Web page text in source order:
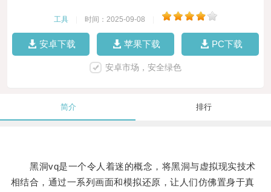
工具 时间：2025-09-08
安卓下载 苹果下载 PC下载
安卓市场，安全绿色
简介 排行
黑洞vq是一个令人着迷的概念，将黑洞与虚拟现实技术
相结合，通过一系列画面和模拟还原，让人们仿佛置身于真